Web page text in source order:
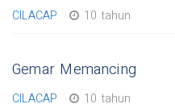
CILACAP 10 tahun
Gemar Memancing
CILACAP 10 tahun